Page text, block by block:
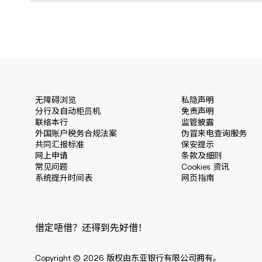
无障碍浏览
分行及自动柜员机
联络本行
外国账户税务合规法案
共同汇报标准
网上申请
常见问题
系统提升时间表
私隐声明
免责声明
监管披露
伪冒来电查询服务
保安提示
条款及细则
Cookies 资讯
网页指南
借定唔借？还得到先好借！
Copyright © 2026 版权由东亚银行有限公司拥有。